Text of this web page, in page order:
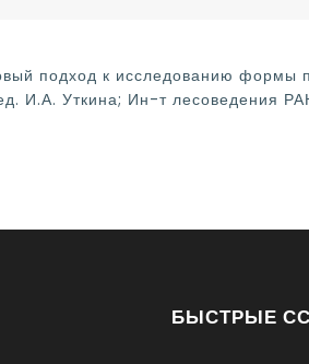
подход к исследованию формы
И.А. Уткина; Ин-т лесоведения
БЫСТРЫЕ